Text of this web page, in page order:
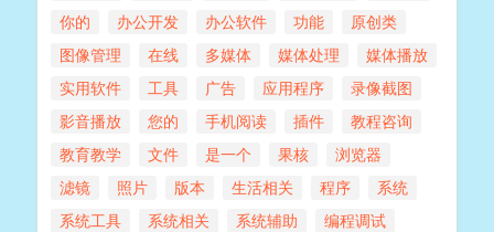
你的
办公开发 办公软件 功能
原创类
图像管理
在线 多媒体 媒体处理
媒体播放
实用软件
工具 广告 应用程序
录像截图
影音播放
您的 手机阅读 插件
教程咨询
教育教学
文件 是一个 果核
浏览器
滤镜
照片 版本 生活相关 程序
系统
系统工具
系统相关 系统辅助
编程调试